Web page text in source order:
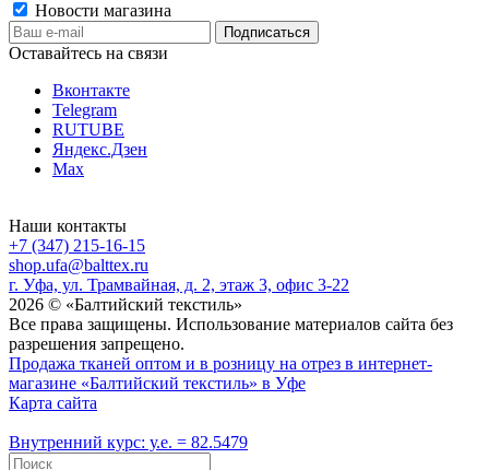
Новости магазина
Оставайтесь на связи
Вконтакте
Telegram
RUTUBE
Яндекс.Дзен
Max
Наши контакты
+7 (347) 215-16-15
shop.ufa@balttex.ru
г. Уфа, ул. Трамвайная, д. 2, этаж 3, офис 3-22
2026 © «Балтийский текстиль»
Все права защищены. Использование материалов сайта без
разрешения запрещено.
Продажа тканей оптом и в розницу на отрез в интернет-
магазине «Балтийский текстиль» в Уфе
Карта сайта
Внутренний курс: у.е. = 82.5479